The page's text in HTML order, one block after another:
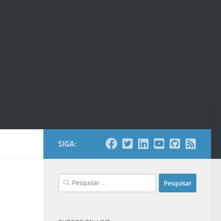
SIGA:
Pesquisar
por: